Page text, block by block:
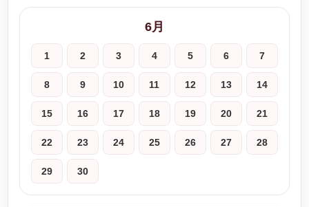
6月
1 2 3 4 5 6 7
8 9 10 11 12 13 14
15 16 17 18 19 20 21
22 23 24 25 26 27 28
29 30